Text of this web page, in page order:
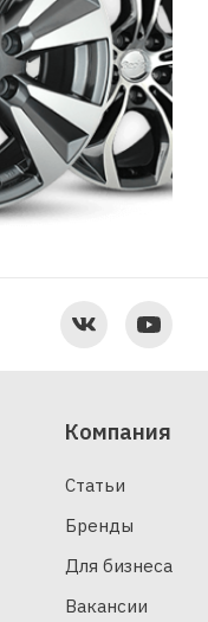
Компания
Статьи
Бренды
Для бизнеса
Вакансии